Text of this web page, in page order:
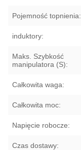
Pojemność topnienia:
induktory:
Maks. Szybkość
manipulatora (S):
Całkowita waga:
Całkowita moc:
Napięcie robocze:
Czas dostawy: